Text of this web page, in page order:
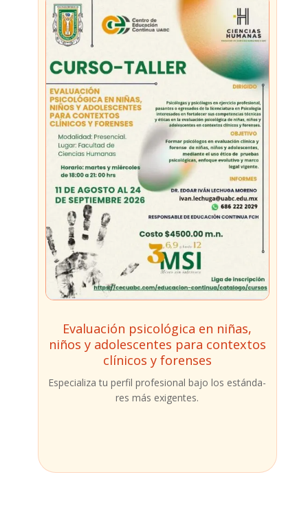
Evaluación psicológica en niñas,
niños y adolescentes para contextos
clínicos y forenses
​Espe­cia­li­za tu per­fil pro­fe­sio­nal bajo los están­da­
res más exi­gen­tes.